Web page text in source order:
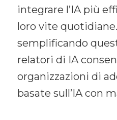
integrare l’IA più
loro vite
semplificando
relatori di IA
organizzazioni di
basate sull’IA con